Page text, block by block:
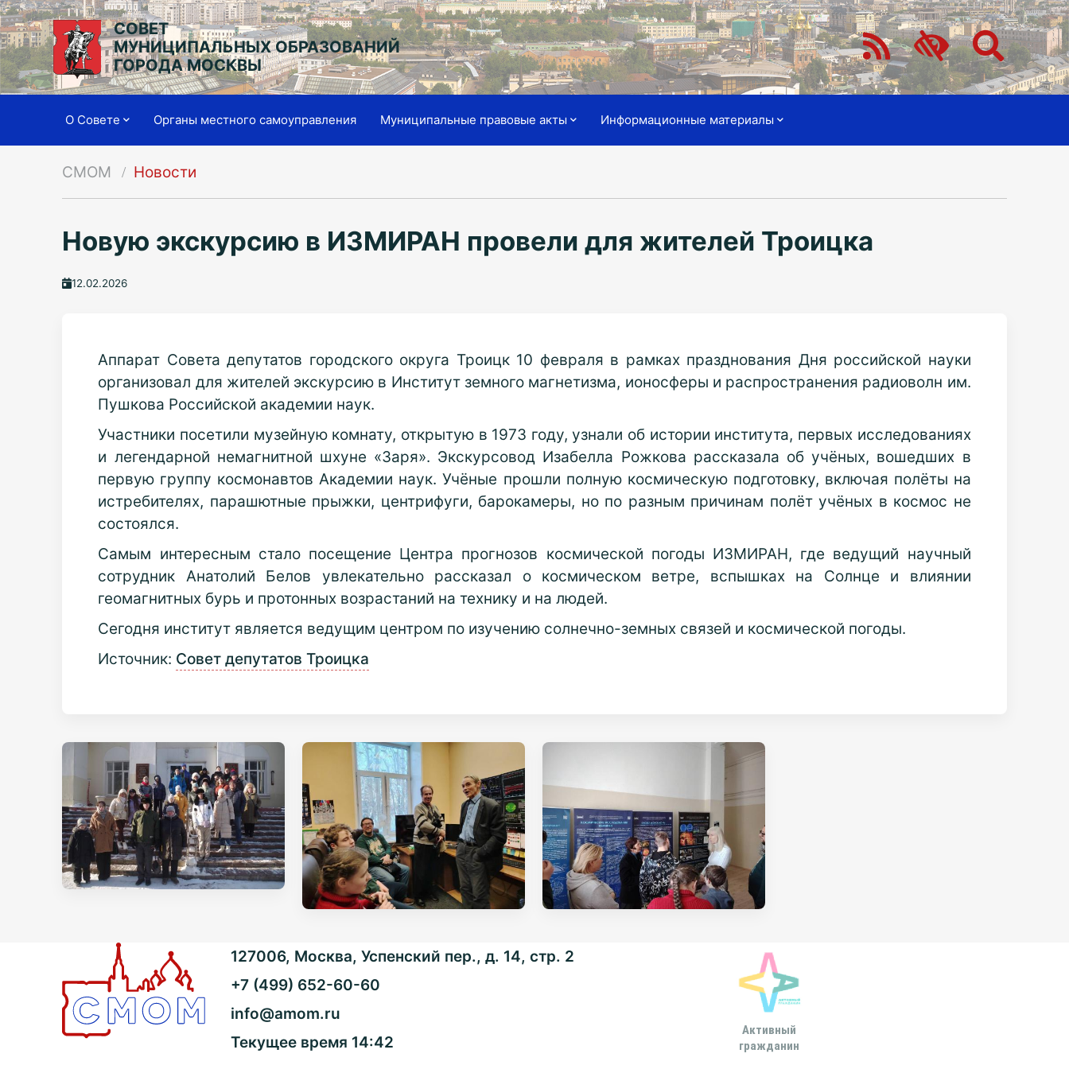
СОВЕТ
МУНИЦИПАЛЬНЫХ ОБРАЗОВАНИЙ
ГОРОДА МОСКВЫ
О Совете Органы местного самоуправления Муниципальные правовые акты Информационные материалы
СМОМ Новости
Новую экскурсию в ИЗМИРАН провели для жителей Троицка
12.02.2026
Аппарат Совета депутатов городского округа Троицк 10 февраля в рамках празднования Дня российской науки
организовал для жителей экскурсию в Институт земного магнетизма, ионосферы и распространения радиоволн им.
Пушкова Российской академии наук.
Участники посетили музейную комнату, открытую в 1973 году, узнали об истории института, первых исследованиях
и легендарной немагнитной шхуне «Заря». Экскурсовод Изабелла Рожкова рассказала об учёных, вошедших в
первую группу космонавтов Академии наук. Учёные прошли полную космическую подготовку, включая полёты на
истребителях, парашютные прыжки, центрифуги, барокамеры, но по разным причинам полёт учёных в космос не
состоялся.
Самым интересным стало посещение Центра прогнозов космической погоды ИЗМИРАН, где ведущий научный
сотрудник Анатолий Белов увлекательно рассказал о космическом ветре, вспышках на Солнце и влиянии
геомагнитных бурь и протонных возрастаний на технику и на людей.
Сегодня институт является ведущим центром по изучению солнечно-земных связей и космической погоды.
Источник: Совет депутатов Троицка
127006, Москва, Успенский пер., д. 14, стр. 2
+7 (499) 652-60-60
info@amom.ru
Текущее время 14:42
Активный
гражданин